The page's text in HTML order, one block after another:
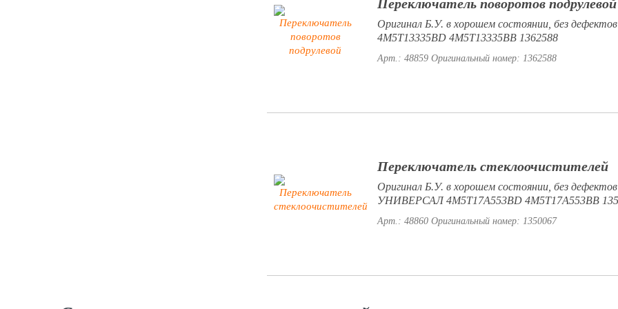
Переключатель поворотов подрулевой
Оригинал Б.У. в хорошем состоянии, без дефектов
4M5T13335BD 4M5T13335BB 1362588
Арт.: 48859 Оригинальный номер: 1362588
Переключатель стеклоочистителей
Оригинал Б.У. в хорошем состоянии, без
УНИВЕРСАЛ 4M5T17A553BD 4M5T17A553BB
Арт.: 48860 Оригинальный номер: 1350067